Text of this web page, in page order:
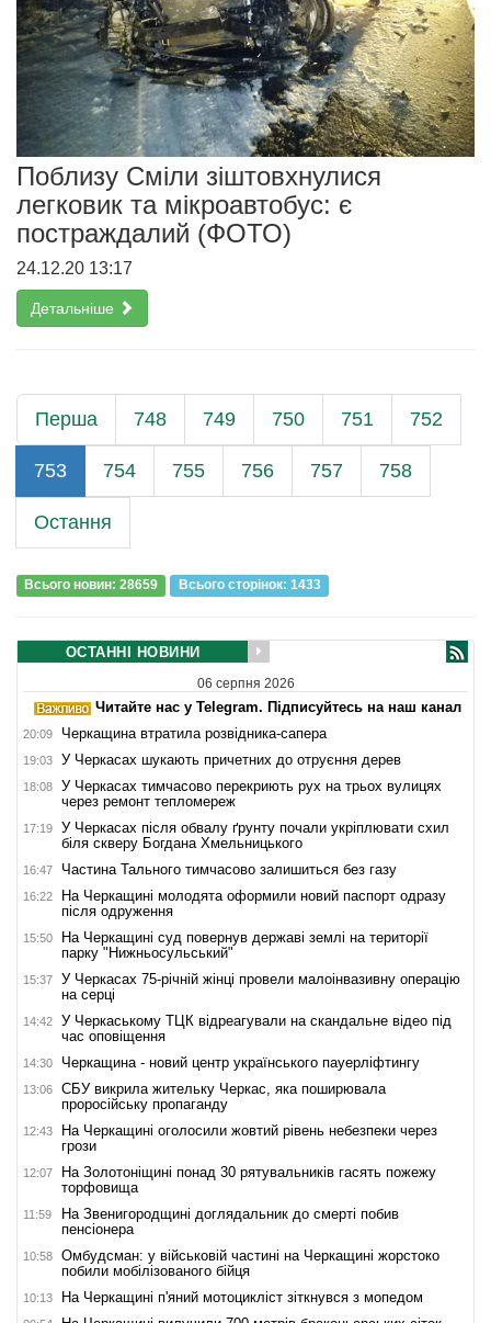
Поблизу Сміли зіштовхнулися
легковик та мікроавтобус: є
постраждалий (ФОТО)
24.12.20 13:17
Детальніше
Перша 748 749 750 751 752
753 754 755 756 757 758
Остання
Всього новин: 28659 Всього сторiнок: 1433
ОСТАННІ НОВИНИ
06 серпня 2026
Читайте нас у Telegram. Підписуйтесь на наш канал
20:09 Черкащина втратила розвідника-сапера
19:03 У Черкасах шукають причетних до отруєння дерев
18:08
У Черкасах тимчасово перекриють рух на трьох вулицях
через ремонт тепломереж
17:19
У Черкасах після обвалу ґрунту почали укріплювати схил
біля скверу Богдана Хмельницького
16:47 Частина Тального тимчасово залишиться без газу
16:22
На Черкащині молодята оформили новий паспорт одразу
після одруження
15:50
На Черкащині суд повернув державі землі на території
парку "Нижньосульський"
15:37
У Черкасах 75-річній жінці провели малоінвазивну операцію
на серці
14:42
У Черкаському ТЦК відреагували на скандальне відео під
час оповіщення
14:30 Черкащина - новий центр українського пауерліфтингу
13:06
СБУ викрила жительку Черкас, яка поширювала
проросійську пропаганду
12:43
На Черкащині оголосили жовтий рівень небезпеки через
грози
12:07
На Золотоніщині понад 30 рятувальників гасять пожежу
торфовища
11:59
На Звенигородщині доглядальник до смерті побив
пенсіонера
10:58
Омбудсман: у військовій частині на Черкащині жорстоко
побили мобілізованого бійця
10:13 На Черкащині п'яний мотоцикліст зіткнувся з мопедом